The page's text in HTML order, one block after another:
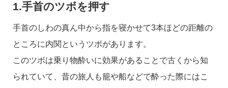
1.手首のツボを押す
手首のしわの真ん中から指を寝かせて3本ほどの距離の
ところに内関というツボがあります。
このツボは乗り物酔いに効果があることで古くから知
られていて、昔の旅人も籠や船などで酔った際にはこ